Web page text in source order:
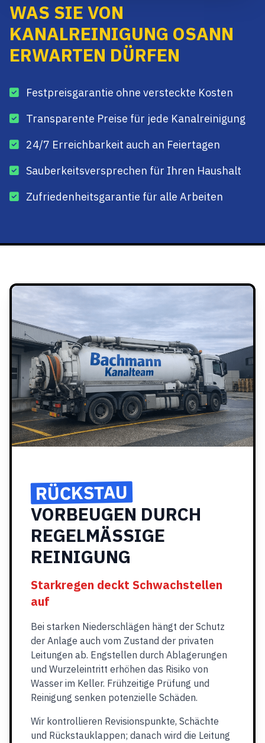
WAS SIE VON
KANALREINIGUNG OSANN
ERWARTEN DÜRFEN
Festpreisgarantie ohne versteckte Kosten
Transparente Preise für jede Kanalreinigung
24/7 Erreichbarkeit auch an Feiertagen
Sauberkeitsversprechen für Ihren Haushalt
Zufriedenheitsgarantie für alle Arbeiten
RÜCKSTAU
VORBEUGEN DURCH
REGELMÄSSIGE
REINIGUNG
Starkregen deckt Schwachstellen
auf
Bei starken Niederschlägen hängt der Schutz
der Anlage auch vom Zustand der privaten
Leitungen ab. Engstellen durch Ablagerungen
und Wurzeleintritt erhöhen das Risiko von
Wasser im Keller. Frühzeitige Prüfung und
Reinigung senken potenzielle Schäden.
Wir kontrollieren Revisionspunkte, Schächte
und Rückstauklappen; danach wird die Leitung